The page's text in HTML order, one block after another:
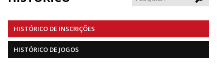
HISTÓRICO DE INSCRIÇÕES
HISTÓRICO DE JOGOS